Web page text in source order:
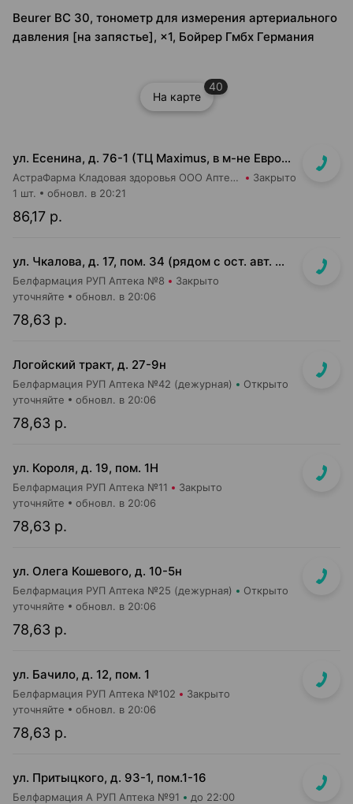
Beurer BC 30, тонометр для измерения артериального
давления [на запястье], ×1, Бойрер Гмбх Германия
На карте
40
ул. Есенина, д. 76-1 (ТЦ Maximus, в м-не Евроопт Super)
АстраФарма Кладовая здоровья ООО Аптека №9 Закрыто
86,17 р.
1 шт. обновл. в 20:21
ул. Чкалова, д. 17, пом. 34 (рядом с ост. авт. №100)
Белфармация РУП Аптека №8 Закрыто
78,63 р.
уточняйте обновл. в 20:06
Логойский тракт, д. 27-9н
Белфармация РУП Аптека №42 (дежурная) Открыто
78,63 р.
уточняйте обновл. в 20:06
ул. Короля, д. 19, пом. 1Н
Белфармация РУП Аптека №11 Закрыто
78,63 р.
уточняйте обновл. в 20:06
ул. Олега Кошевого, д. 10-5н
Белфармация РУП Аптека №25 (дежурная) Открыто
78,63 р.
уточняйте обновл. в 20:06
ул. Бачило, д. 12, пом. 1
Белфармация РУП Аптека №102 Закрыто
78,63 р.
уточняйте обновл. в 20:06
ул. Притыцкого, д. 93-1, пом.1-16
Белфармация А РУП Аптека №91 до 22:00